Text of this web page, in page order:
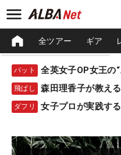
全ツアー ギア
パット 全英女子OP女王の
飛ばし 森田理香子が教え
ダフリ 女子プロが実践す